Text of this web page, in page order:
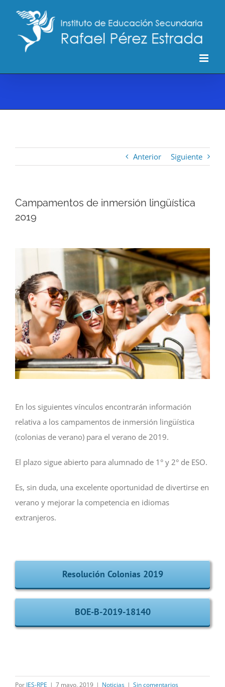
contenido
Anterior Siguiente
Campamentos de inmersión lingüística
2019
En los siguientes vínculos encontrarán información
relativa a los campamentos de inmersión lingüística
(colonias de verano) para el verano de 2019.
El plazo sigue abierto para alumnado de 1° y 2° de ESO.
Es, sin duda, una excelente oportunidad de divertirse en
verano y mejorar la competencia en idiomas
extranjeros.
Resolución Colonias 2019
BOE-B-2019-18140
Por IES-RPE | 7 mayo, 2019 | Noticias | Sin comentarios